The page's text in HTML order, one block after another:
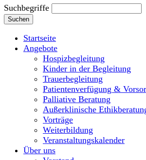
Suchbegriffe
Suchen
Startseite
Angebote
Hospizbegleitung
Kinder in der Begleitung
Trauerbegleitung
Patientenverfügung &
Palliative Beratung
Außerklinische
Vorträge
Weiterbildung
Veranstaltungskalender
Über uns